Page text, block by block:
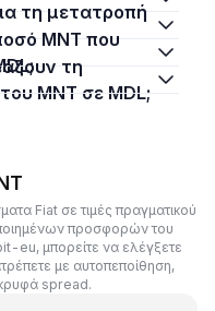
MNT σε MDL;
Fiat σε τιμές πραγματικού
προσφορών του
eu, μπορείτε να ελέγξετε
με αυτοπεποίθηση,
spread.